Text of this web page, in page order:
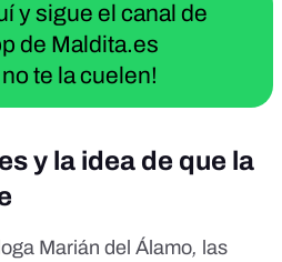
y sigue el canal de
de Maldita.es
te la cuelen!
y la idea de que la
Marián del Álamo, las